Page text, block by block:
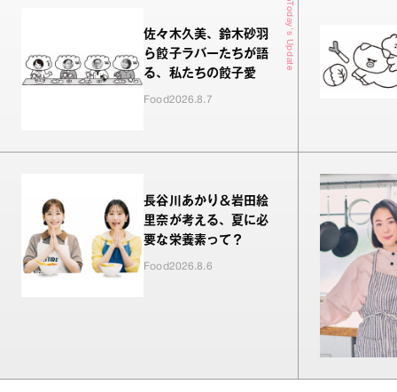
Today's Update
佐々木久美、鈴木砂羽
ら餃子ラバーたちが語
る、私たちの餃子愛
Food2026.8.7
長谷川あかり＆岩田絵
里奈が考える、夏に必
要な栄養素って？
Food2026.8.6